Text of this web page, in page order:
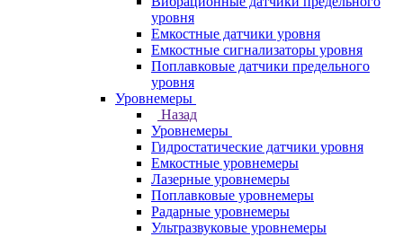
уровня
Емкостные датчики уровня
Емкостные сигнализаторы уровня
Поплавковые датчики предельного
уровня
Уровнемеры
Назад
Уровнемеры
Гидростатические датчики уровня
Емкостные уровнемеры
Лазерные уровнемеры
Поплавковые уровнемеры
Радарные уровнемеры
Ультразвуковые уровнемеры